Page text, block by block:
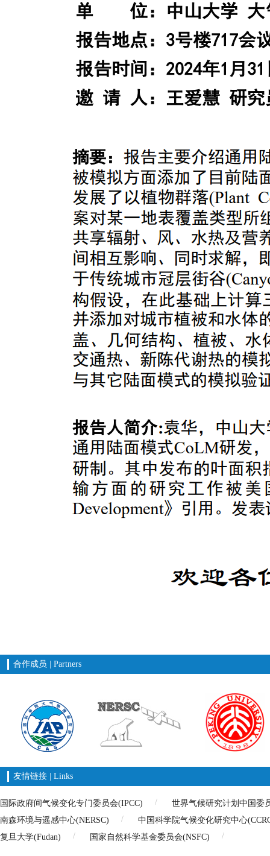
合作成员 | Partners
友情链接 | Links
国际政府间气候变化专门委员会(IPCC)
世界气候研究计划中国委
南森环境与遥感中心(NERSC)
中国科学院气候变化研究中心
复旦大学(Fudan)
国家自然科学基金委员会(NSFC)